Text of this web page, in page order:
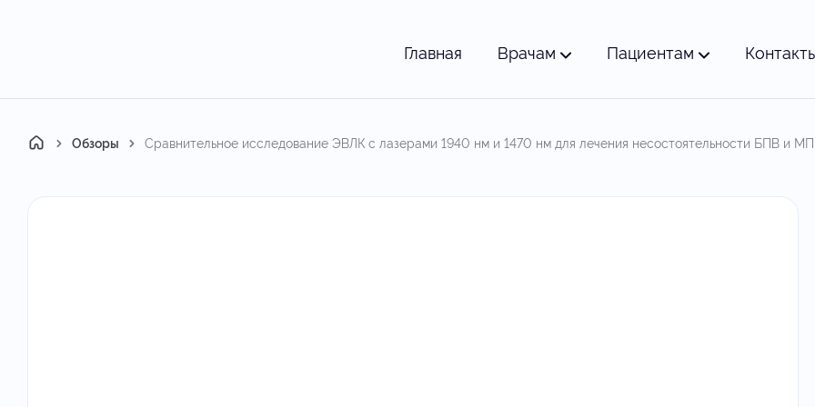
Главная Врачам Пациентам
ГлавнаяОбзоры Сравнительное исследование ЭВЛК с лазерами 1940 нм и 1470 нм для лечения несостоятельности БПВ и